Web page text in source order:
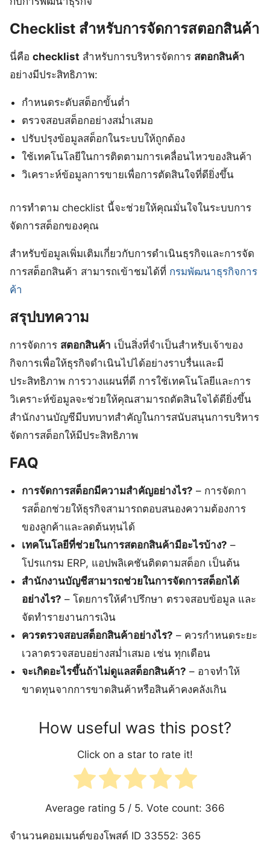
Checklist สำหรับการจัดการสตอกสินค้า
นี่คือ checklist สำหรับการบริหารจัดการ สตอกสินค้า
อย่างมีประสิทธิภาพ:
กำหนดระดับสต็อกขั้นต่ำ
ตรวจสอบสต็อกอย่างสม่ำเสมอ
ปรับปรุงข้อมูลสต็อกในระบบให้ถูกต้อง
ใช้เทคโนโลยีในการติดตามการเคลื่อนไหวของสินค้า
วิเคราะห์ข้อมูลการขายเพื่อการตัดสินใจที่ดียิ่งขึ้น
การทำตาม checklist นี้จะช่วยให้คุณมั่นใจในระบบการ
จัดการสต็อกของคุณ
สำหรับข้อมูลเพิ่มเติมเกี่ยวกับการดำเนินธุรกิจและการจัด
การสต็อกสินค้า สามารถเข้าชมได้ที่ กรมพัฒนาธุรกิจการ
ค้า
สรุปบทความ
การจัดการ สตอกสินค้า เป็นสิ่งที่จำเป็นสำหรับเจ้าของ
กิจการเพื่อให้ธุรกิจดำเนินไปได้อย่างราบรื่นและมี
ประสิทธิภาพ การวางแผนที่ดี การใช้เทคโนโลยีและการ
วิเคราะห์ข้อมูลจะช่วยให้คุณสามารถตัดสินใจได้ดียิ่งขึ้น
สำนักงานบัญชีมีบทบาทสำคัญในการสนับสนุนการบริหาร
จัดการสต็อกให้มีประสิทธิภาพ
FAQ
การจัดการสต็อกมีความสำคัญอย่างไร? – การจัดกา
รสต็อกช่วยให้ธุรกิจสามารถตอบสนองความต้องการ
ของลูกค้าและลดต้นทุนได้
เทคโนโลยีที่ช่วยในการสตอกสินค้ามีอะไรบ้าง? –
โปรแกรม ERP, แอปพลิเคชันติดตามสต็อก เป็นต้น
สำนักงานบัญชีสามารถช่วยในการจัดการสต็อกได้
อย่างไร? – โดยการให้คำปรึกษา ตรวจสอบข้อมูล และ
จัดทำรายงานการเงิน
ควรตรวจสอบสต็อกสินค้าอย่างไร? – ควรกำหนดระยะ
เวลาตรวจสอบอย่างสม่ำเสมอ เช่น ทุกเดือน
จะเกิดอะไรขึ้นถ้าไม่ดูแลสต็อกสินค้า? – อาจทำให้
ขาดทุนจากการขาดสินค้าหรือสินค้าคงคลังเกิน
How useful was this post?
Click on a star to rate it!
Average rating 5 / 5. Vote count: 366
จำนวนคอมเมนต์ของโพสต์ ID 33552: 365